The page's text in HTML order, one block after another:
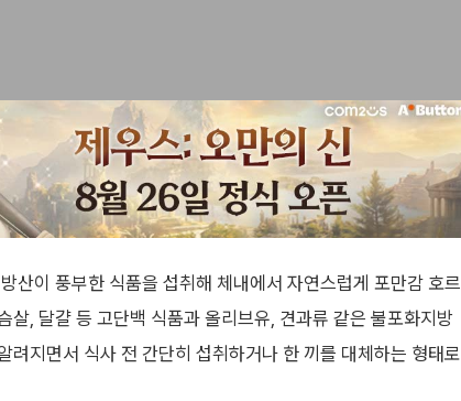
산이 풍부한 식품을 섭취해 체내에서 자연스럽게 포만감 호르
, 달걀 등 고단백 식품과 올리브유, 견과류 같은 불포화지방
지면서 식사 전 간단히 섭취하거나 한 끼를 대체하는 형태로